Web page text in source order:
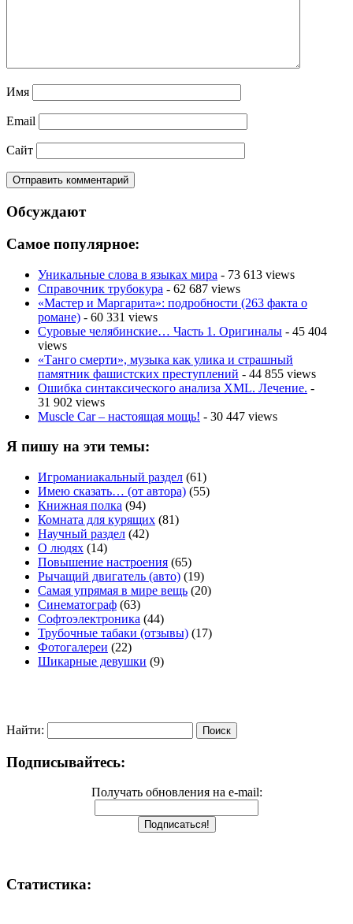
Имя
Email
Сайт
Обсуждают
Самое популярное:
Уникальные слова в языках мира - 73 613 views
Справочник трубокура - 62 687 views
«Мастер и Маргарита»: подробности (263 факта о
романе) - 60 331 views
Суровые челябинские… Часть 1. Оригиналы - 45 404
views
«Танго смерти», музыка как улика и страшный
памятник фашистских преступлений - 44 855 views
Ошибка синтаксического анализа XML. Лечение. -
31 902 views
Muscle Car – настоящая мощь! - 30 447 views
Я пишу на эти темы:
Игроманиакальный раздел (61)
Имею сказать… (от автора) (55)
Книжная полка (94)
Комната для курящих (81)
Научный раздел (42)
О людях (14)
Повышение настроения (65)
Рычащий двигатель (авто) (19)
Самая упрямая в мире вещь (20)
Синематограф (63)
Софтоэлектроника (44)
Трубочные табаки (отзывы) (17)
Фотогалереи (22)
Шикарные девушки (9)
Найти:
Подписывайтесь:
Получать обновления на e-mail:
Статистика: